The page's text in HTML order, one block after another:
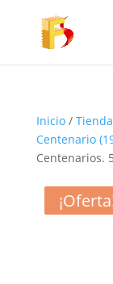
Inicio/ Tienda
Centenario
Centenarios.